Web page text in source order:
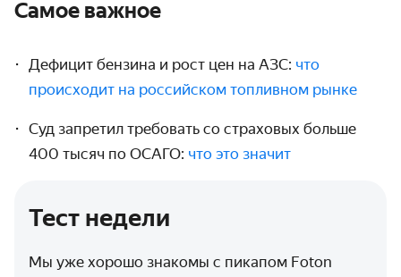
Самое важное
Дефицит бензина и рост цен на АЗС: что
происходит на российском топливном рынке
Суд запретил требовать со страховых больше
400 тысяч по ОСАГО: что это значит
Тест недели
Мы уже хорошо знакомы с пикапом Foton